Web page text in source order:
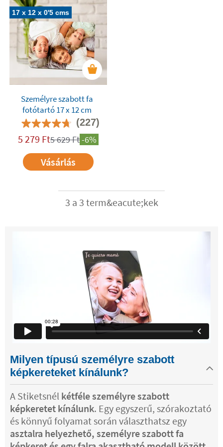
17 x 12 x 0'5 cms
Személyre szabott fa
fotótartó 17 x 12 cm
(227)
5 279 Ft5 629Ft-6%
Vásárlás
3 a 3 term&eacute;kek
Milyen típusú személyre szabott
képkereteket kínálunk?
A Stiketsnél kétféle személyre szabott
képkeretet kínálunk. Egy egyszerű, szórakoztató
és könnyű folyamat során választhatsz egy
asztalra helyezhető, személyre szabott fa